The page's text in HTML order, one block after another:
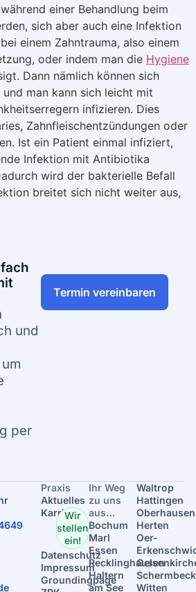
einer Behandlung beim
sich aber auch eine Infektion
einem Zahntrauma, also einem
oder indem man die Hygiene
Dann nämlich können sich
man kann sich leicht mit
infizieren. Dies
Zahnfleischentzündungen oder
Ist ein Patient einmal infiziert,
Infektion mit Antibiotika
wird der bakterielle Befall
breitet sich nicht weiter aus,
und
per
Termin vereinbaren
Praxis
Aktuelles
Karriere
Wir
stellen
ein!
Datenschutz
Impressum
Groundingpage
Ihr Weg
zu uns
aus…
Bochum
Marl
Essen
Recklinghausen
Haltern
am See
Waltrop
Hattingen
Oberhausen
Herten
Oer-
Schermbeck
Witten